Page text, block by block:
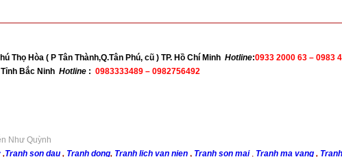
Thọ Hòa ( P Tân Thành,Q.Tân Phú, cũ ) TP. Hồ Chí Minh Hotline:0933 2000 63 – 0983
Bắc Ninh Hotline : 0983333489 – 0982756492
Như Quỳnh
,Tranh son dau , Tranh dong, Tranh lich van nien , Tranh son mai , Tranh ma vang ,